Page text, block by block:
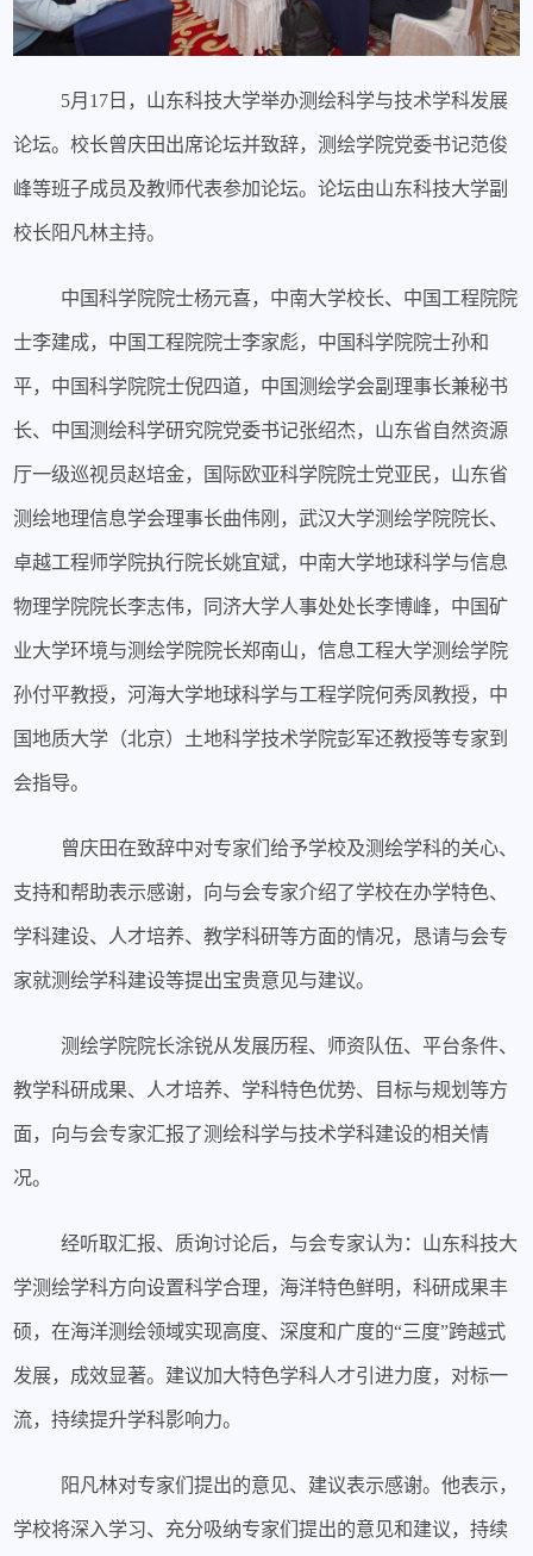
5月17日，山东科技大学举办测绘科学与技术学科发展
论坛。校长曾庆田出席论坛并致辞，测绘学院党委书记范俊
峰等班子成员及教师代表参加论坛。论坛由山东科技大学副
校长阳凡林主持。
中国科学院院士杨元喜，中南大学校长、中国工程院院
士李建成，中国工程院院士李家彪，中国科学院院士孙和
平，中国科学院院士倪四道，中国测绘学会副理事长兼秘书
长、中国测绘科学研究院党委书记张绍杰，山东省自然资源
厅一级巡视员赵培金，国际欧亚科学院院士党亚民，山东省
测绘地理信息学会理事长曲伟刚，武汉大学测绘学院院长、
卓越工程师学院执行院长姚宜斌，中南大学地球科学与信息
物理学院院长李志伟，同济大学人事处处长李博峰，中国矿
业大学环境与测绘学院院长郑南山，信息工程大学测绘学院
孙付平教授，河海大学地球科学与工程学院何秀凤教授，中
国地质大学（北京）土地科学技术学院彭军还教授等专家到
会指导。
曾庆田在致辞中对专家们给予学校及测绘学科的关心、
支持和帮助表示感谢，向与会专家介绍了学校在办学特色、
学科建设、人才培养、教学科研等方面的情况，恳请与会专
家就测绘学科建设等提出宝贵意见与建议。
测绘学院院长涂锐从发展历程、师资队伍、平台条件、
教学科研成果、人才培养、学科特色优势、目标与规划等方
面，向与会专家汇报了测绘科学与技术学科建设的相关情
况。
经听取汇报、质询讨论后，与会专家认为：山东科技大
学测绘学科方向设置科学合理，海洋特色鲜明，科研成果丰
硕，在海洋测绘领域实现高度、深度和广度的“三度”跨越式
发展，成效显著。建议加大特色学科人才引进力度，对标一
流，持续提升学科影响力。
阳凡林对专家们提出的意见、建议表示感谢。他表示，
学校将深入学习、充分吸纳专家们提出的意见和建议，持续